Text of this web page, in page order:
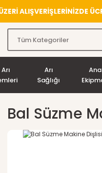
ALIŞVERİŞLERİNİZDE
Arı
Arı
Sağlığı
Ana
Bal Süzme